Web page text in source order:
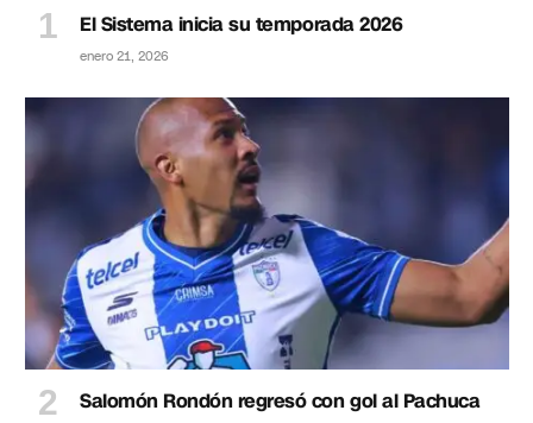
El Sistema inicia su temporada 2026
enero 21, 2026
Salomón Rondón regresó con gol al Pachuca